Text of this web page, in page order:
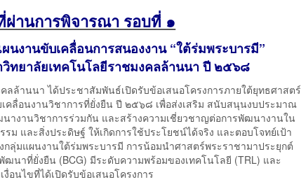
ผ่านการพิจารณา รอบที่ ๑
งานขับเคลื่อนการสนองงาน “ใต้ร่มพระบารมี”
ทยาลัยเทคโนโลยีราชมงคลล้านนา ปี ๒๕๖๘
านนา ได้ประชาสัมพันธ์เปิดรับข้อเสนอโครงการภายใต้ยุทธศาสตร์
คลื่อนงานวิชาการที่ยั่งยืน ปี ๒๕๖๘ เพื่อส่งเสริม สนับสนุนงบประมาณ
างานวิชาการร่วมกัน และสร้างความเชี่ยวชาญต่อการพัฒนางานใน
ม และสิ่งประดิษฐ์ ให้เกิดการใช้ประโยชน์ได้จริง และตอบโจทย์เป้า
ลุ่มแผนงานใต้ร่มพระบารมี การน้อมนำศาสตร์พระราชามาประยุกต์
นาที่ยั่งยืน (BCG) มีระดับความพร้อมของเทคโนโลยี (TRL) และ
อนไขที่ได้เปิดรับข้อเสนอโครงการ